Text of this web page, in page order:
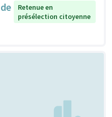
Retenue en
présélection citoyenne